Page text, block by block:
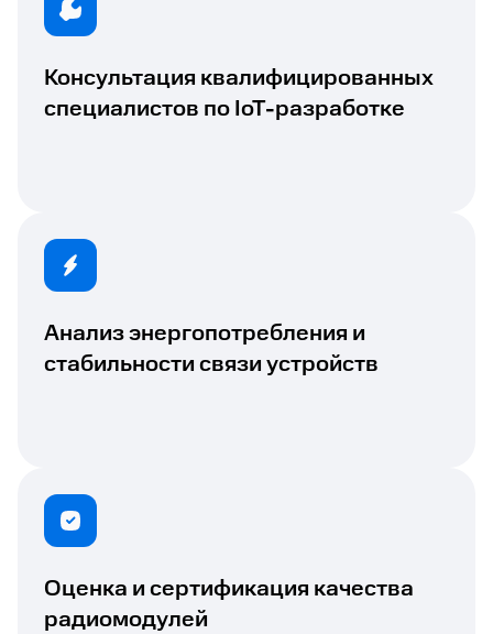
Консультация квалифицированных
специалистов по IoT-разработке
Анализ энергопотребления и
стабильности связи устройств
Оценка и сертификация качества
радиомодулей